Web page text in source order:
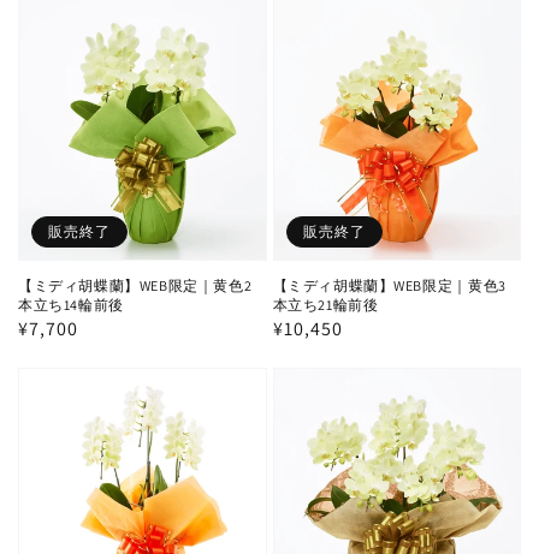
ン:
【ミディ胡蝶蘭】WEB限定｜黄色2
本立ち14輪前後
通
¥7,700
販売終了
【ミディ胡蝶蘭】WEB限定｜黄色3
本立ち21輪前後
通
¥10,450
販売終了